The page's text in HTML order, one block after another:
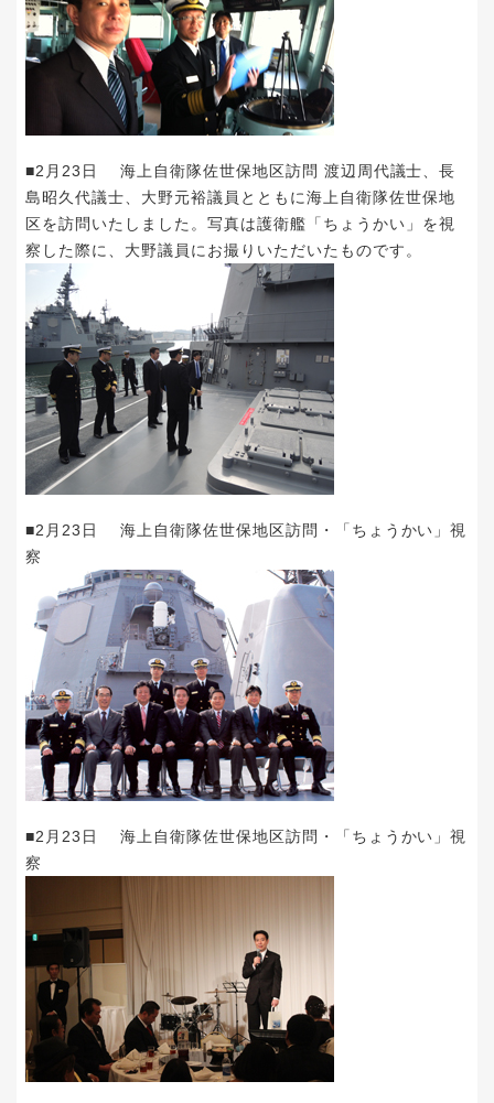
■2月23日 海上自衛隊佐世保地区訪問 渡辺周代議士、長
島昭久代議士、大野元裕議員とともに海上自衛隊佐世保地
区を訪問いたしました。写真は護衛艦「ちょうかい」を視
察した際に、大野議員にお撮りいただいたものです。
■2月23日 海上自衛隊佐世保地区訪問・「ちょうかい」視
察
■2月23日 海上自衛隊佐世保地区訪問・「ちょうかい」視
察